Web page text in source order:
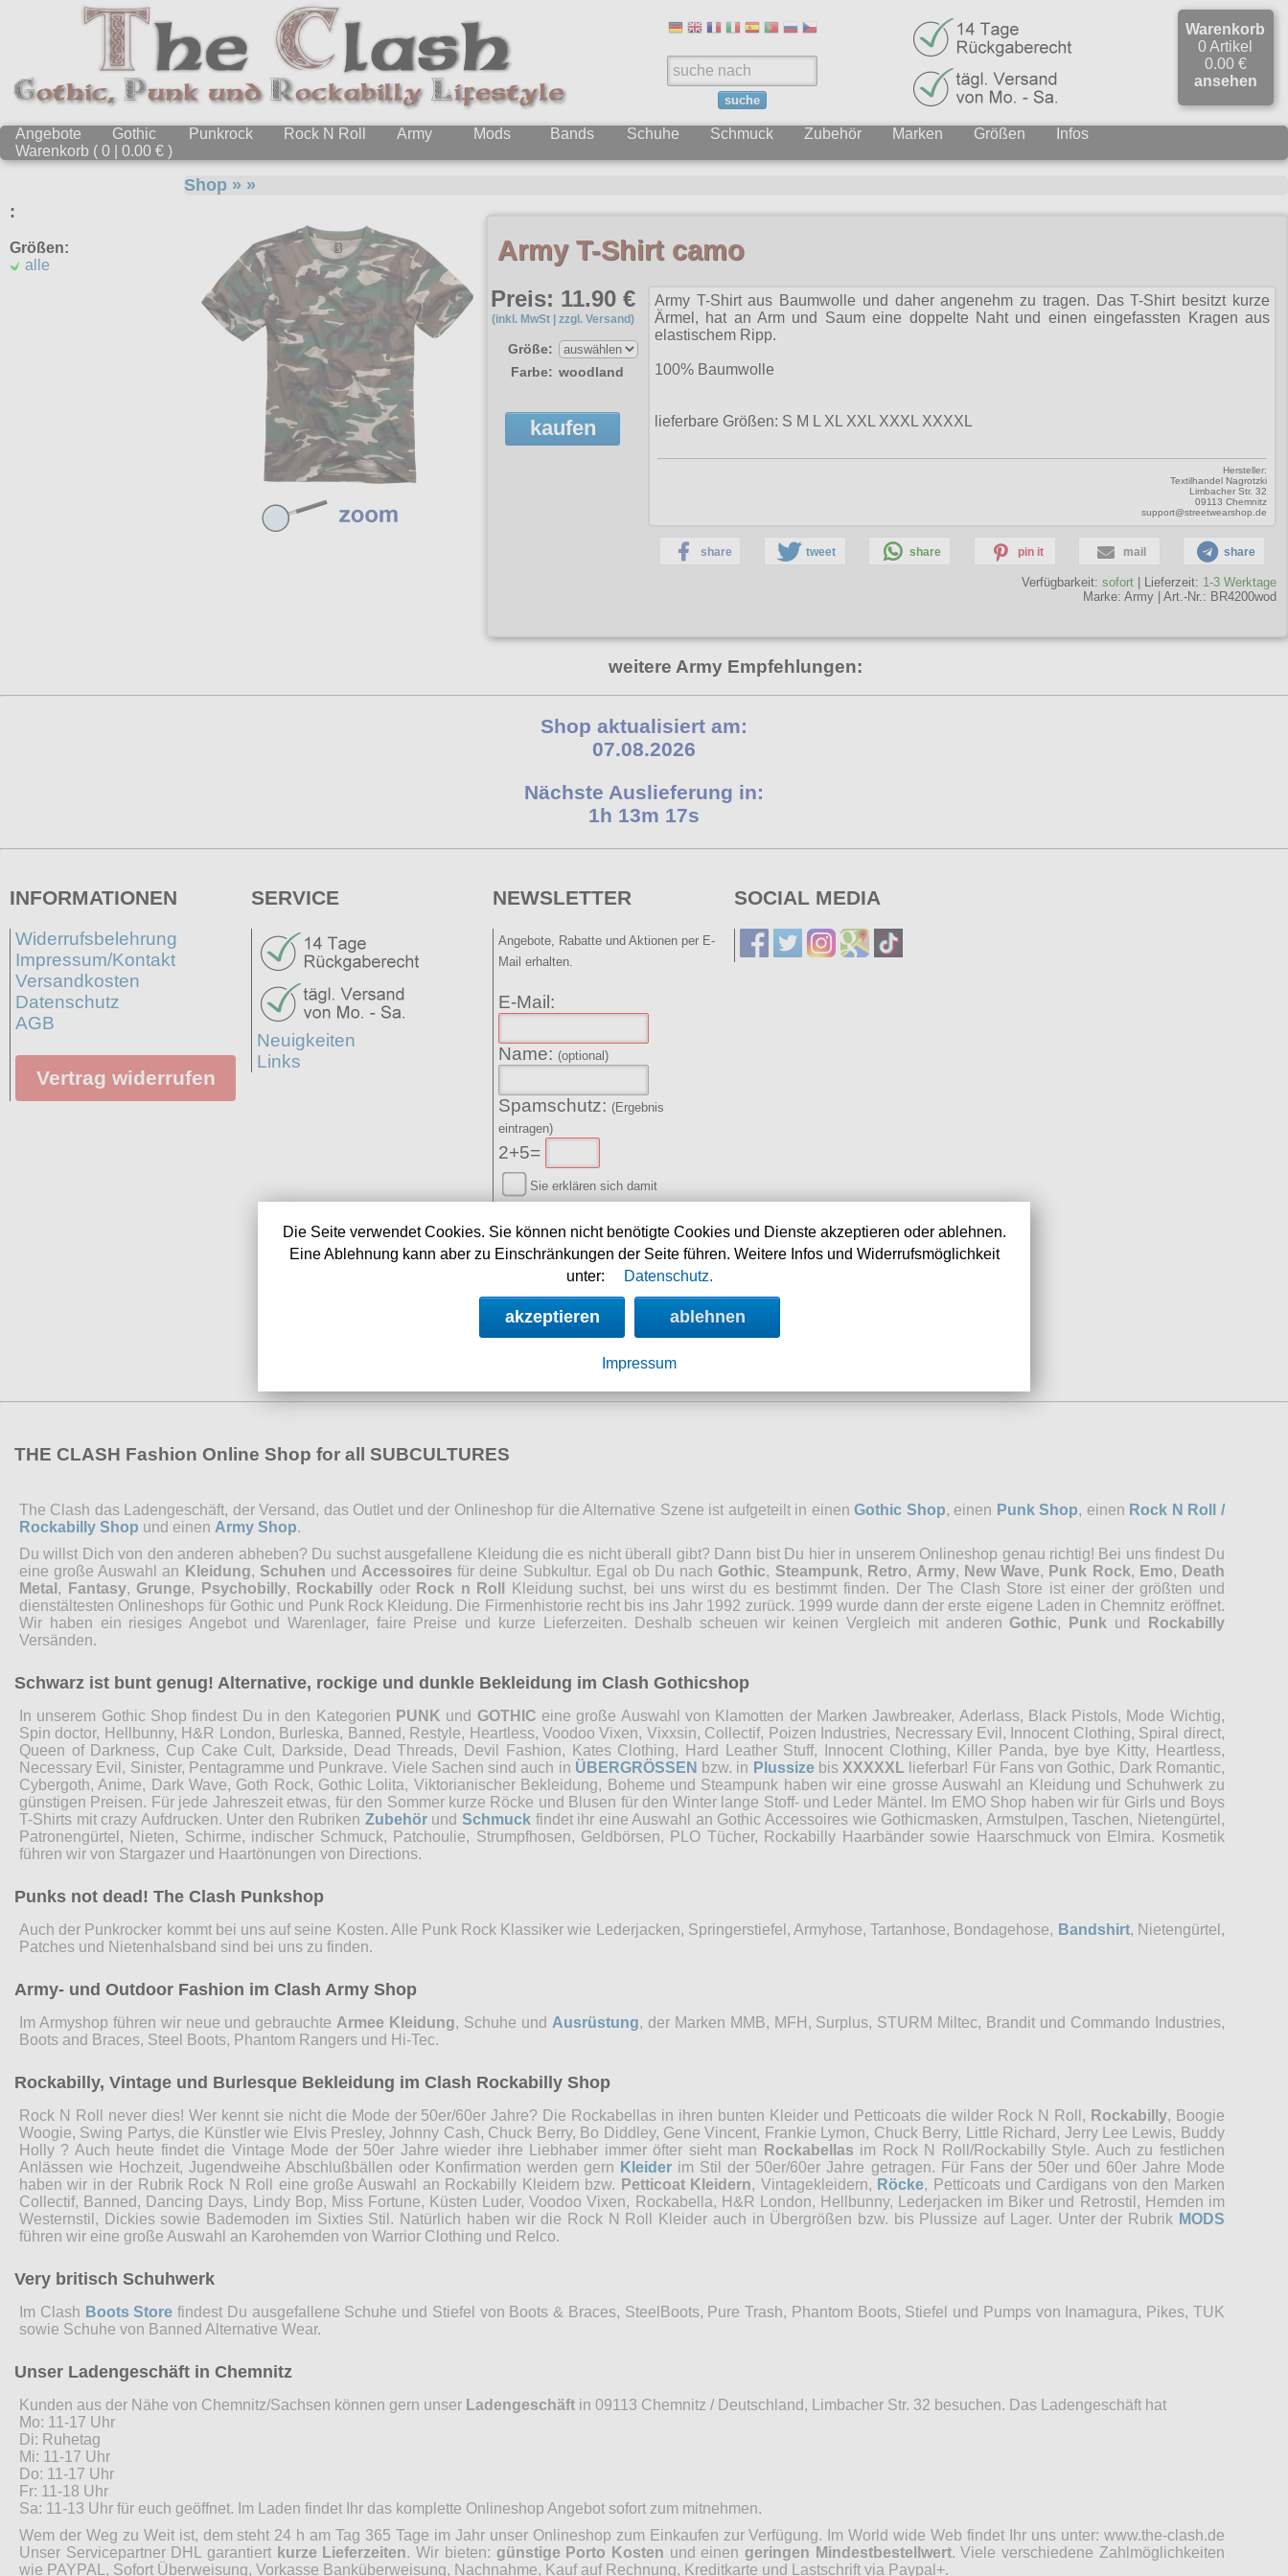
suche
Warenkorb
0 Artikel
0.00 €
ansehen
Angebote Gothic Punkrock Rock N Roll Army Mods Bands Schuhe Schmuck Zubehör Marken Größen
Infos
Warenkorb ( 0 | 0.00 € )
:
Größen:
alle
Shop » »
Army T-Shirt camo
Preis: 11.90 €
(inkl. MwSt | zzgl. Versand)
Größe:
Farbe: woodland
kaufen
Army T-Shirt aus Baumwolle und daher angenehm zu tragen. Das T-Shirt besitzt kurze
Ärmel, hat an Arm und Saum eine doppelte Naht und einen eingefassten Kragen aus
elastischem Ripp.
100% Baumwolle
lieferbare Größen: S M L XL XXL XXXL XXXXL
Hersteller:
Textilhandel Nagrotzki
Limbacher Str. 32
09113 Chemnitz
support@streetwearshop.de
share tweet share pin it mail share
Verfügbarkeit: sofort | Lieferzeit: 1-3 Werktage
Marke: Army Art.-Nr.: BR4200wod
weitere Army Empfehlungen:
Shop aktualisiert am:
07.08.2026
Nächste Auslieferung in:
1h 13m 17s
INFORMATIONEN
Widerrufsbelehrung
Impressum/Kontakt
Versandkosten
Datenschutz
AGB
Vertrag widerrufen
SERVICE
Neuigkeiten
Links
NEWSLETTER
Angebote, Rabatte und Aktionen per E-
Mail erhalten.
E-Mail:
Name: (optional)
Spamschutz: (Ergebnis
eintragen)
2+5=
Sie erklären sich damit
Bearbeitung Ihres Anliegens verwendet
werden. Weitere Informationen und
Widerrufshinweise finden Sie in der
absenden
SOCIAL MEDIA
THE CLASH Fashion Online Shop for all SUBCULTURES
The Clash das Ladengeschäft, der Versand, das Outlet und der Onlineshop für die Alternative Szene ist aufgeteilt in einenGothic Shop, einen Punk Shop, einen Rock N Roll /
Rockabilly Shop und einen Army Shop.
Du willst Dich von den anderen abheben? Du suchst ausgefallene Kleidung die es nicht überall gibt? Dann bist Du hier in unserem Onlineshop genau richtig! Bei uns findest Du
eine große Auswahl an Kleidung, Schuhen und Accessoires für deine Subkultur. Egal ob Du nach Gothic, Steampunk, Retro, Army, New Wave, Punk Rock, Emo, Death
Metal , Fantasy, Grunge, Psychobilly, Rockabilly oder Rock n Roll
Kleidung suchst, bei uns wirst du es bestimmt finden. Der The Clash Store ist einer der größten und
dienstältesten Onlineshops für Gothic und Punk Rock Kleidung. Die Firmenhistorie recht bis ins Jahr 1992 zurück. 1999 wurde dann der erste eigene Laden in Chemnitz eröffnet.
Wir haben ein riesiges Angebot und Warenlager, faire Preise und kurze Lieferzeiten. Deshalb scheuen wir keinen Vergleich mit anderen Gothic, Punk und
Rockabilly
Versänden.
Schwarz ist bunt genug! Alternative, rockige und dunkle Bekleidung im Clash Gothicshop
In unserem Gothic Shop findest Du in den Kategorien PUNK und GOTHIC eine große Auswahl von Klamotten der Marken Jawbreaker, Aderlass, Black Pistols, Mode Wichtig,
Spin doctor, Hellbunny, H&R London, Burleska, Banned, Restyle, Heartless, Voodoo Vixen, Vixxsin, Collectif, Poizen Industries, Necressary Evil, Innocent Clothing, Spiral direct,
Queen of Darkness, Cup Cake Cult, Darkside, Dead Threads, Devil Fashion, Kates Clothing, Hard Leather Stuff, Innocent Clothing, Killer Panda, bye bye Kitty, Heartless,
Necessary Evil, Sinister, Pentagramme und Punkrave. Viele Sachen sind auch in ÜBERGRÖSSEN bzw. in Plussizebis XXXXXL lieferbar! Für Fans von Gothic, Dark Romantic,
Cybergoth, Anime, Dark Wave, Goth Rock, Gothic Lolita, Viktorianischer Bekleidung, Boheme und Steampunk haben wir eine grosse Auswahl an Kleidung und Schuhwerk zu
günstigen Preisen. Für jede Jahreszeit etwas, für den Sommer kurze Röcke und Blusen für den Winter lange Stoff- und Leder Mäntel. Im EMO Shop haben wir für Girls und Boys
T-Shirts mit crazy Aufdrucken. Unter den Rubriken ZubehörundSchmuck findet ihr eine Auswahl an Gothic Accessoires wie Gothicmasken, Armstulpen, Taschen, Nietengürtel,
Patronengürtel, Nieten, Schirme, indischer Schmuck, Patchoulie, Strumpfhosen, Geldbörsen, PLO Tücher, Rockabilly Haarbänder sowie Haarschmuck von Elmira. Kosmetik
führen wir von Stargazer und Haartönungen von Directions.
Punks not dead! The Clash Punkshop
Auch der Punkrocker kommt bei uns auf seine Kosten. Alle Punk Rock Klassiker wie Lederjacken, Springerstiefel, Armyhose, Tartanhose, Bondagehose, Bandshirt, Nietengürtel,
Patches und Nietenhalsband sind bei uns zu finden.
Army- und Outdoor Fashion im Clash Army Shop
Im Armyshop führen wir neue und gebrauchte Armee Kleidung, Schuhe und Ausrüstung, der Marken MMB, MFH, Surplus, STURM Miltec, Brandit und Commando Industries,
Boots and Braces, Steel Boots, Phantom Rangers und Hi-Tec.
Rockabilly, Vintage und Burlesque Bekleidung im Clash Rockabilly Shop
Rock N Roll never dies! Wer kennt sie nicht die Mode der 50er/60er Jahre? Die Rockabellas in ihren bunten Kleider und Petticoats die wilder Rock N Roll, Rockabilly, Boogie
Woogie, Swing Partys, die Künstler wie Elvis Presley, Johnny Cash, Chuck Berry, Bo Diddley, Gene Vincent, Frankie Lymon, Chuck Berry, Little Richard, Jerry Lee Lewis, Buddy
Holly ? Auch heute findet die Vintage Mode der 50er Jahre wieder ihre Liebhaber immer öfter sieht man
Rockabellas im Rock N Roll/Rockabilly Style. Auch zu festlichen
Anlässen wie Hochzeit, Jugendweihe Abschlußbällen oder Konfirmation werden gern Kleider im Stil der 50er/60er Jahre getragen. Für Fans der 50er und 60er Jahre Mode
haben wir in der Rubrik Rock N Roll eine große Auswahl an Rockabilly Kleidern bzw. Petticoat Kleidern, Vintagekleidern, Röcke, Petticoats und Cardigans von den Marken
Collectif, Banned, Dancing Days, Lindy Bop, Miss Fortune, Küsten Luder, Voodoo Vixen, Rockabella, H&R London, Hellbunny, Lederjacken im Biker und Retrostil, Hemden im
Westernstil, Dickies sowie Bademoden im Sixties Stil. Natürlich haben wir die Rock N Roll Kleider auch in Übergrößen bzw. bis Plussize auf Lager. Unter der Rubrik MODS
führen wir eine große Auswahl an Karohemden von Warrior Clothing und Relco.
Very britisch Schuhwerk
Im Clash Boots Store findest Du ausgefallene Schuhe und Stiefel von Boots & Braces, SteelBoots, Pure Trash, Phantom Boots, Stiefel und Pumps von Inamagura, Pikes, TUK
sowie Schuhe von Banned Alternative Wear.
Unser Ladengeschäft in Chemnitz
Kunden aus der Nähe von Chemnitz/Sachsen können gern unser Ladengeschäft in 09113 Chemnitz / Deutschland, Limbacher Str. 32 besuchen. Das Ladengeschäft hat
Mo: 11-17 Uhr
Di: Ruhetag
Mi: 11-17 Uhr
Do: 11-17 Uhr
Fr: 11-18 Uhr
Sa: 11-13 Uhr für euch geöffnet. Im Laden findet Ihr das komplette Onlineshop Angebot sofort zum mitnehmen.
Wem der Weg zu Weit ist, dem steht 24 h am Tag 365 Tage im Jahr unser Onlineshop zum Einkaufen zur Verfügung. Im World wide Web findet Ihr uns unter: www.the-clash.de
Unser Servicepartner DHL garantiert kurze Lieferzeiten. Wir bieten: günstige Porto Kosten und einengeringen Mindestbestellwert. Viele verschiedene Zahlmöglichkeiten
wie PAYPAL, Sofort Überweisung, Vorkasse Banküberweisung, Nachnahme, Kauf auf Rechnung, Kreditkarte und Lastschrift via Paypal+.
Die Seite verwendet Cookies. Sie können nicht benötigte Cookies und Dienste akzeptieren oder ablehnen.
Eine Ablehnung kann aber zu Einschränkungen der Seite führen. Weitere Infos und Widerrufsmöglichkeit
unter:
Datenschutz.
akzeptieren ablehnen
Impressum